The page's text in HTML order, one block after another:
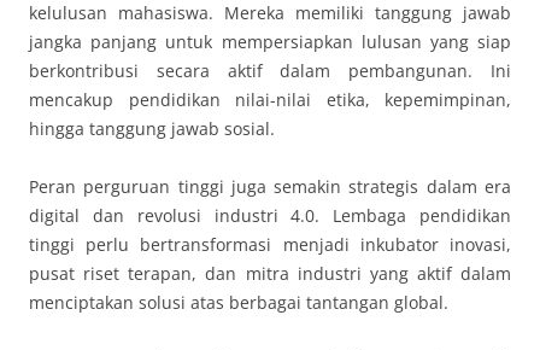
kelulusan mahasiswa. Mereka memiliki tanggung jawab
jangka panjang untuk mempersiapkan lulusan yang siap
berkontribusi secara aktif dalam pembangunan. Ini
mencakup pendidikan nilai-nilai etika, kepemimpinan,
hingga tanggung jawab sosial.
Peran perguruan tinggi juga semakin strategis dalam era
digital dan revolusi industri 4.0. Lembaga pendidikan
tinggi perlu bertransformasi menjadi inkubator inovasi,
pusat riset terapan, dan mitra industri yang aktif dalam
menciptakan solusi atas berbagai tantangan global.